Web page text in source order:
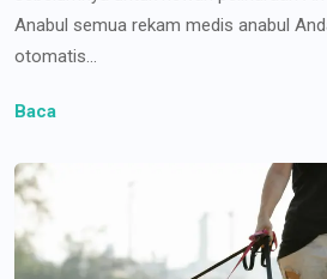
Anabul semua rekam medis anabul
otomatis...
Baca